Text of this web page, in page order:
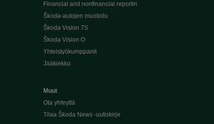
Financial and nonfinancial reportin
Škoda-autojen muotoilu
Škoda Vision 7S
Škoda Vision O
Yhteistyökumppanit
Jääkiekko
Muut
Ota yhteyttä
Tilaa Škoda News -uutiskirje